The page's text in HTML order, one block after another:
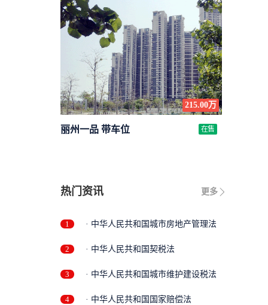
215.00万
丽州一品 带车位 在售
更多
热门资讯
1 · 中华人民共和国城市房地产管理法
2 · 中华人民共和国契税法
3 · 中华人民共和国城市维护建设税法
4 · 中华人民共和国国家赔偿法